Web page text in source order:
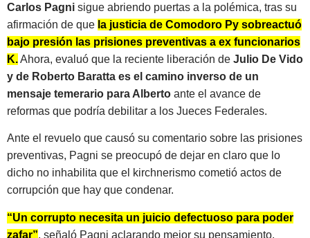
Carlos Pagni sigue abriendo puertas a la polémica, tras su
afirmación de que la justicia de Comodoro Py sobreactuó
bajo presión las prisiones preventivas a ex funcionarios
K.Ahora, evaluó que la reciente liberación de Julio De Vido
y de Roberto Baratta es el camino inverso de un
mensaje temerario para Alberto ante el avance de
reformas que podría debilitar a los Jueces Federales.
Ante el revuelo que causó su comentario sobre las prisiones
preventivas, Pagni se preocupó de dejar en claro que lo
dicho no inhabilita que el kirchnerismo cometió actos de
corrupción que hay que condenar.
“Un corrupto necesita un juicio defectuoso para poder
zafar”, señaló Pagni aclarando mejor su pensamiento.